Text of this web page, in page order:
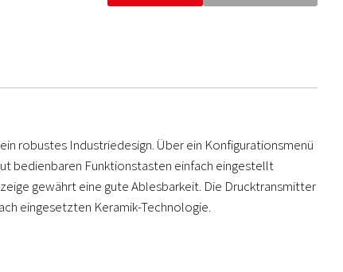
robustes Industriedesign. Über ein Konfigurationsmenü
bedienbaren Funktionstasten einfach eingestellt
gewährt eine gute Ablesbarkeit. Die Drucktransmitter
eingesetzten Keramik-Technologie.